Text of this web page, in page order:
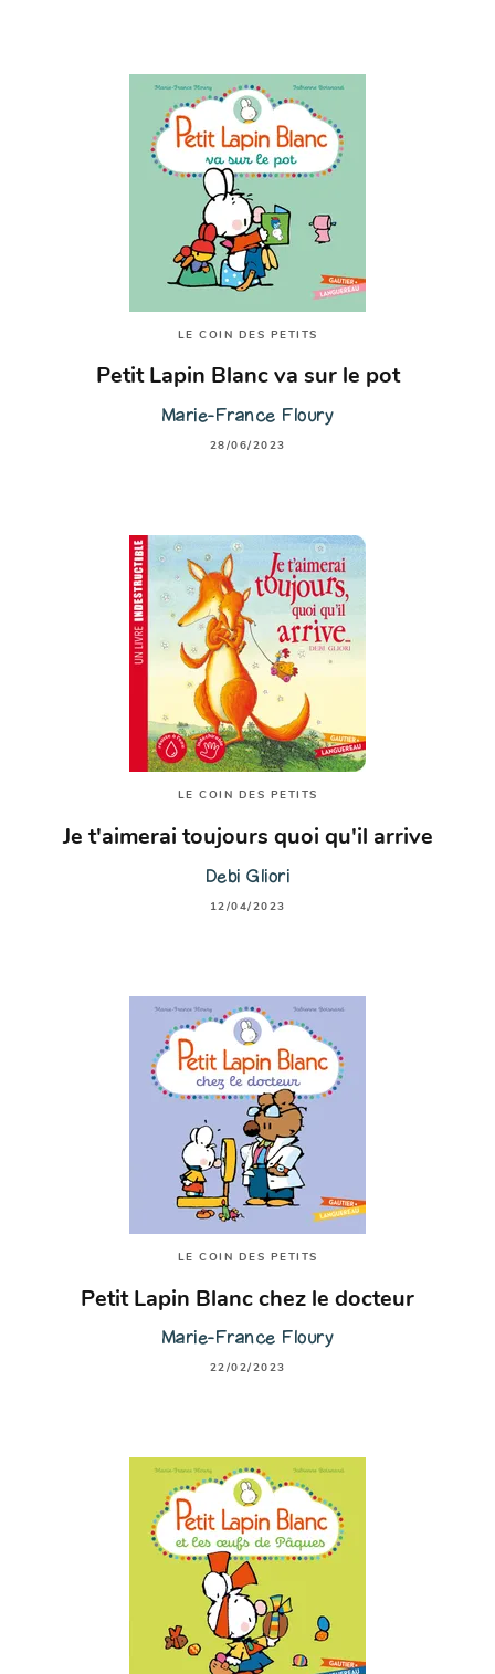
LE COIN DES PETITS
Petit Lapin Blanc va sur le pot
Marie-France Floury
28/06/2023
LE COIN DES PETITS
Je t'aimerai toujours quoi qu'il arrive
Debi Gliori
12/04/2023
LE COIN DES PETITS
Petit Lapin Blanc chez le docteur
Marie-France Floury
22/02/2023